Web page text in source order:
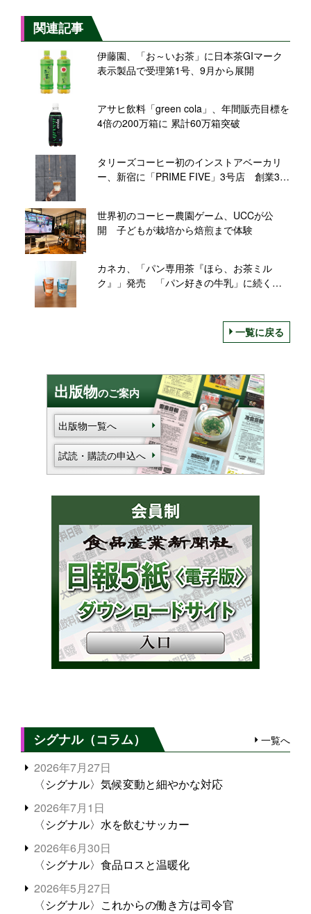
関連記事
伊藤園、「お～いお茶」に日本茶GIマーク
表示製品で受理第1号、9月から展開
アサヒ飲料「green cola」、年間販売目標を
4倍の200万箱に 累計60万箱突破
タリーズコーヒー初のインストアベーカリ
ー、新宿に「PRIME FIVE」3号店 創業30
世界初のコーヒー農園ゲーム、UCCが公
開 子どもが栽培から焙煎まで体験
カネカ、「パン専用茶『ほら、お茶ミル
ク』」発売 「パン好きの牛乳」に続く新
一覧に戻る
出版物のご案内
出版物一覧へ
試読・購読の申込へ
シグナル（コラム） 一覧へ
2026年7月27日
〈シグナル〉気候変動と細やかな対応
2026年7月1日
〈シグナル〉水を飲むサッカー
2026年6月30日
〈シグナル〉食品ロスと温暖化
2026年5月27日
〈シグナル〉これからの働き方は司令官